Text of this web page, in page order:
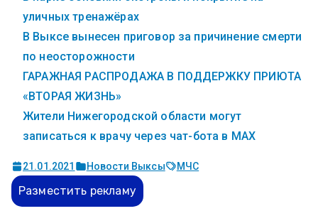
уличных тренажёрах
В Выксе вынесен приговор за причинение смерти
по неосторожности
ГАРАЖНАЯ РАСПРОДАЖА В ПОДДЕРЖКУ ПРИЮТА
«ВТОРАЯ ЖИЗНЬ»
Жители Нижегородской области могут
записаться к врачу через чат-бота в MAX
21.01.2021 Новости Выксы МЧС
Разместить рекламу